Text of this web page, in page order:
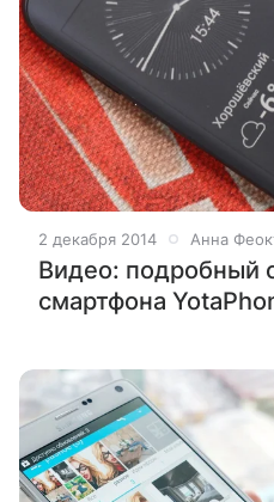
2 декабря 2014 Анна
Видео: подробный
смартфона